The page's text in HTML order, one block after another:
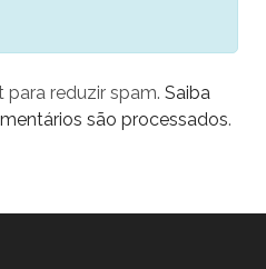
para reduzir spam. Saiba
são processados.